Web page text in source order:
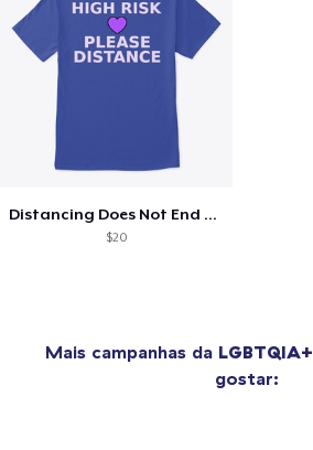
Distancing Does Not End For Me
$20
Mais campanhas da LGBTQIA+
gostar: